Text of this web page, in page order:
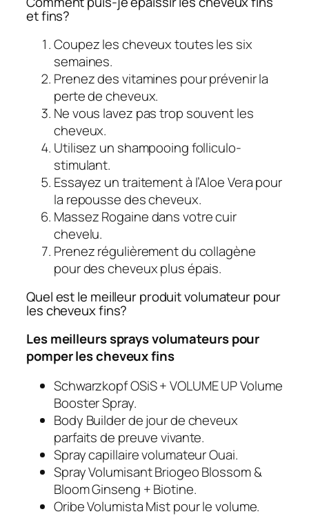
et fins?
Coupez les cheveux toutes les six
semaines.
Prenez des vitamines pour prévenir la
perte de cheveux.
Ne vous lavez pas trop souvent les
cheveux.
Utilisez un shampooing folliculo-
stimulant.
Essayez un traitement à l’Aloe Vera pour
la repousse des cheveux.
Massez Rogaine dans votre cuir
chevelu.
Prenez régulièrement du collagène
pour des cheveux plus épais.
Quel est le meilleur produit volumateur pour
les cheveux fins?
Les meilleurs sprays volumateurs pour
pomper les cheveux fins
Schwarzkopf OSiS + VOLUME UP Volume
Booster Spray.
Body Builder de jour de cheveux
parfaits de preuve vivante.
Spray capillaire volumateur Ouai.
Spray Volumisant Briogeo Blossom &
Bloom Ginseng + Biotine.
Oribe Volumista Mist pour le volume.